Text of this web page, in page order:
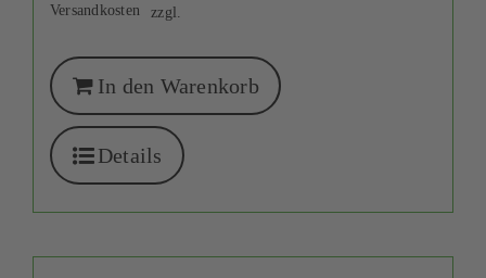
zzgl.
Versandkosten
In den Warenkorb
Details